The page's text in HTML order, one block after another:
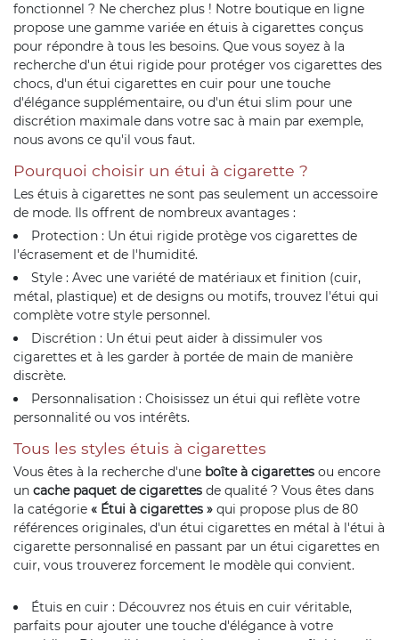
fonctionnel ? Ne cherchez plus ! Notre boutique en ligne
propose une gamme variée en étuis à cigarettes conçus
pour répondre à tous les besoins. Que vous soyez à la
recherche d'un étui rigide pour protéger vos cigarettes des
chocs, d'un étui cigarettes en cuir pour une touche
d'élégance supplémentaire, ou d'un étui slim pour une
discrétion maximale dans votre sac à main par exemple,
nous avons ce qu'il vous faut.
Pourquoi choisir un étui à cigarette ?
Les étuis à cigarettes ne sont pas seulement un accessoire
de mode. Ils offrent de nombreux avantages :
Protection : Un étui rigide protège vos cigarettes de
l'écrasement et de l'humidité.
Style : Avec une variété de matériaux et finition (cuir,
métal, plastique) et de designs ou motifs, trouvez l'étui qui
complète votre style personnel.
Discrétion : Un étui peut aider à dissimuler vos
cigarettes et à les garder à portée de main de manière
discrète.
Personnalisation : Choisissez un étui qui reflète votre
personnalité ou vos intérêts.
Tous les styles étuis à cigarettes
Vous êtes à la recherche d'une boîte à cigarettes ou encore
un cache paquet de cigarettes de qualité ? Vous êtes dans
la catégorie « Étui à cigarettes » qui propose plus de 80
références originales, d'un étui cigarettes en métal à l'étui à
cigarette personnalisé en passant par un étui cigarettes en
cuir, vous trouverez forcement le modèle qui convient.
Étuis en cuir : Découvrez nos étuis en cuir véritable,
parfaits pour ajouter une touche d'élégance à votre